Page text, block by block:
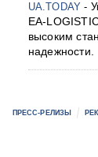
UA.TODAY -
EA-
высоким
надежности.
ПРЕСС-РЕЛИЗЫ